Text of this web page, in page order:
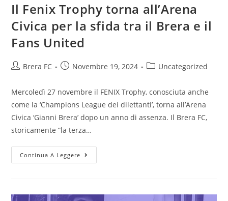
Il Fenix Trophy torna all’Arena
Civica per la sfida tra il Brera e il
Fans United
Brera FC Novembre 19, 2024 Uncategorized
Mercoledì 27 novembre il FENIX Trophy, conosciuta anche
come la ‘Champions League dei dilettanti’, torna all’Arena
Civica ‘Gianni Brera’ dopo un anno di assenza. Il Brera FC,
storicamente “la terza…
Continua A Leggere